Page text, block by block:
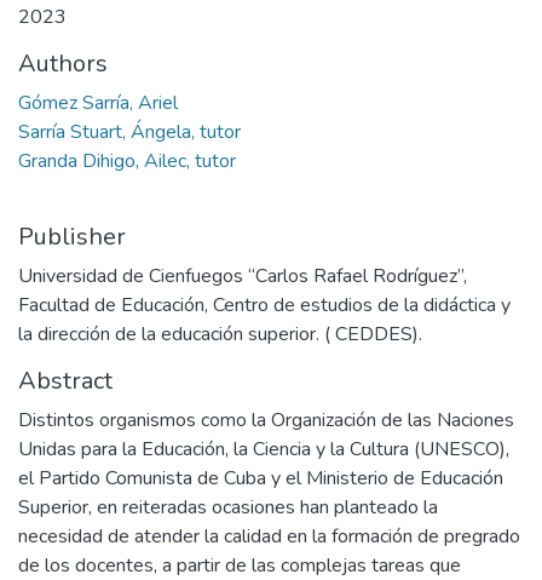
2023
Authors
Gómez Sarría, Ariel
Sarría Stuart, Ángela, tutor
Granda Dihigo, Ailec, tutor
Publisher
Universidad de Cienfuegos “Carlos Rafael Rodríguez”,
Facultad de Educación, Centro de estudios de la didáctica y
la dirección de la educación superior. ( CEDDES).
Abstract
Distintos organismos como la Organización de las Naciones
Unidas para la Educación, la Ciencia y la Cultura (UNESCO),
el Partido Comunista de Cuba y el Ministerio de Educación
Superior, en reiteradas ocasiones han planteado la
necesidad de atender la calidad en la formación de pregrado
de los docentes, a partir de las complejas tareas que